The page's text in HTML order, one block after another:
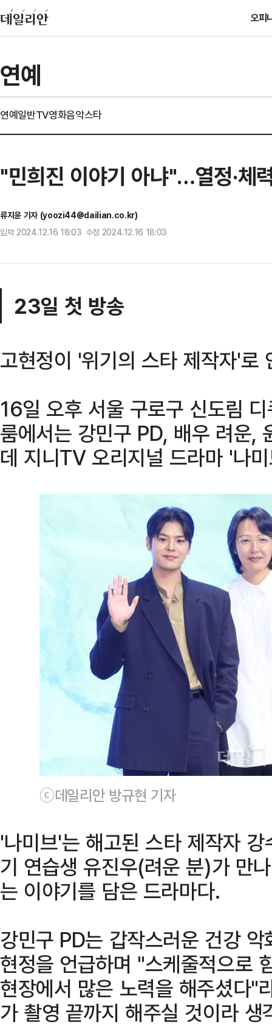
오피
연예
연예일반TV영화음악스타
"민희진 이야기 아냐"…열정·체
류지윤 기자 (yoozi44@dailian.co.kr)
입력 2024.12.16 18:03 수정 2024.12.16 18:03
23일 첫 방송
고현정이 '위기의 스타 제작자'로
16일 오후 서울 구로구 신도림
룸에서는 강민구 PD, 배우 려운,
데 지니TV 오리지널 드라마 '나
ⓒ데일리안 방규현 기자
'나미브'는 해고된 스타 제작자
기 연습생 유진우(려운 분)가 만
는 이야기를 담은 드라마다.
강민구 PD는 갑작스러운 건강
현정을 언급하며 "스케줄적으로
현장에서 많은 노력을 해주셨다"
가 촬영 끝까지 해주실 것이라 생